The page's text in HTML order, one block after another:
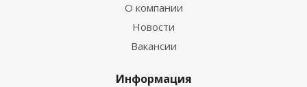
О компании
Новости
Вакансии
Информация